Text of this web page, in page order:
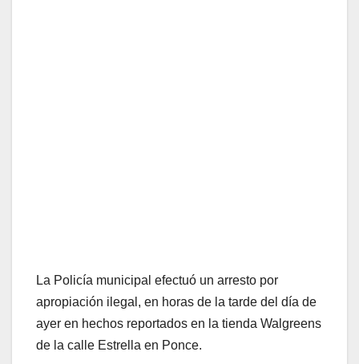
La Policía municipal efectuó un arresto por
apropiación ilegal, en horas de la tarde del día de
ayer en hechos reportados en la tienda Walgreens
de la calle Estrella en Ponce.